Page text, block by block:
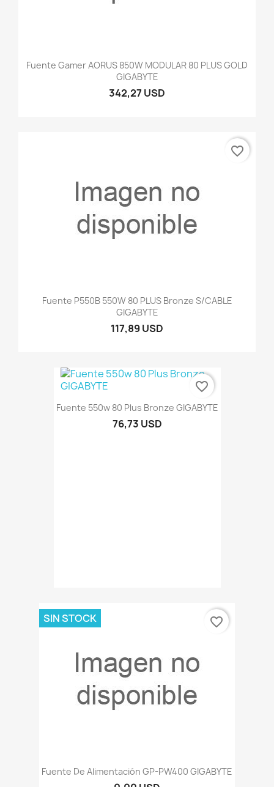
Fuente Gamer AORUS 850W MODULAR 80 PLUS GOLD
GIGABYTE
342,27 USD
Fuente P550B 550W 80 PLUS Bronze S/CABLE
GIGABYTE
117,89 USD
favorite_border
Fuente 550w 80 Plus Bronze GIGABYTE
76,73 USD
favorite_border
Fuente De Alimentación GP-PW400 GIGABYTE
SIN STOCK favorite_border